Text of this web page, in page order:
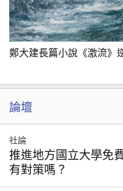
鄭大建長篇小說《激流》
論壇
社論
推進地方國立大學免
有對策嗎？